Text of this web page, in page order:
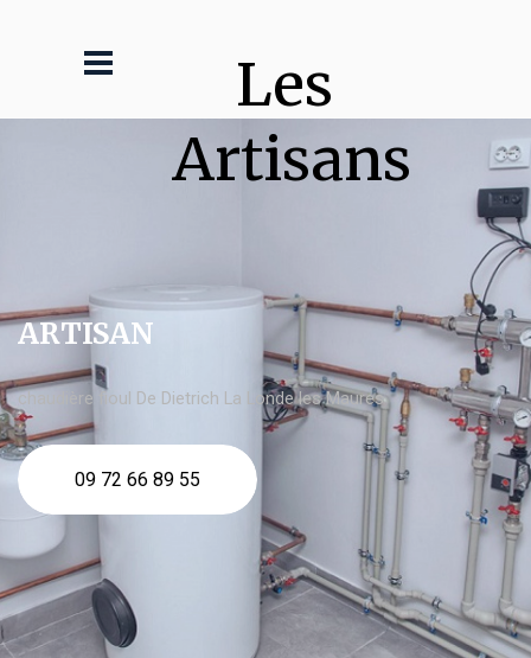
Les
Artisans
ARTISAN
chaudière fioul De Dietrich La Londe les Maures
09 72 66 89 55